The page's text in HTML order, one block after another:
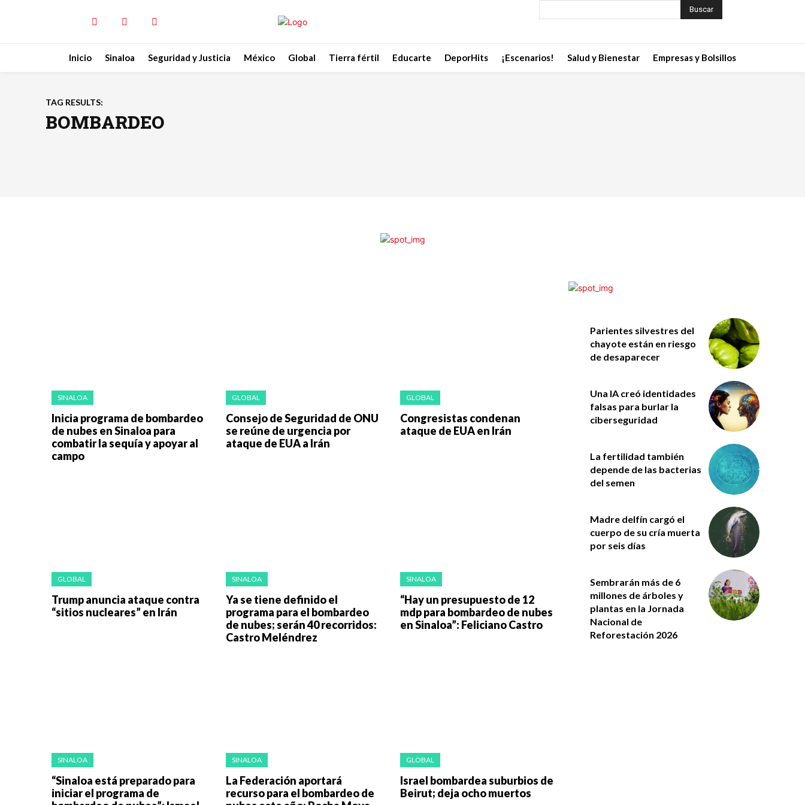
Buscar
Inicio Sinaloa Seguridad y Justicia México Global Tierra fértil Educarte DeporHits ¡Escenarios! Salud y Bienestar Empresas y Bolsillos
TAG RESULTS:
BOMBARDEO
SINALOA
Inicia programa de bombardeo
de nubes en Sinaloa para
combatir la sequía y apoyar al
campo
GLOBAL
Consejo de Seguridad de ONU
se reúne de urgencia por
ataque de EUA a Irán
GLOBAL
Congresistas condenan
ataque de EUA en Irán
GLOBAL
Trump anuncia ataque contra
“sitios nucleares” en Irán
SINALOA
Ya se tiene definido el
programa para el bombardeo
de nubes; serán 40 recorridos:
Castro Meléndrez
SINALOA
“Hay un presupuesto de 12
mdp para bombardeo de nubes
en Sinaloa”: Feliciano Castro
SINALOA
“Sinaloa está preparado para
iniciar el programa de
SINALOA
La Federación aportará
recurso para el bombardeo de
GLOBAL
Israel bombardea suburbios de
Beirut; deja ocho muertos
Parientes silvestres del
chayote están en riesgo
de desaparecer
Una IA creó identidades
falsas para burlar la
ciberseguridad
La fertilidad también
depende de las bacterias
del semen
Madre delfín cargó el
cuerpo de su cría muerta
por seis días
Sembrarán más de 6
millones de árboles y
plantas en la Jornada
Nacional de
Reforestación 2026